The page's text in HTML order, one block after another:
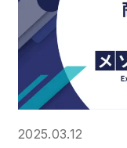
2025.03.12